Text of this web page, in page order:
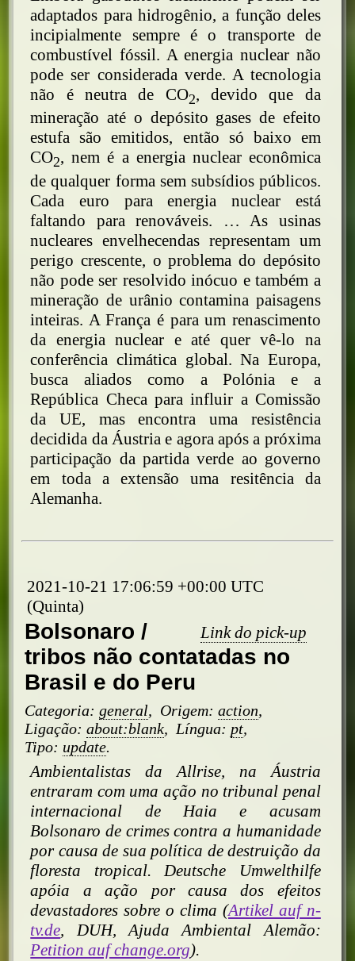
adaptados para hidrogênio, a função deles
incipialmente sempre é o transporte de
combustível fóssil. A energia nuclear não
pode ser considerada verde. A tecnologia
não é neutra de CO2, devido que da
mineração até o depósito gases de efeito
estufa são emitidos, então só baixo em
CO2, nem é a energia nuclear econômica
de qualquer forma sem subsídios públicos.
Cada euro para energia nuclear está
faltando para renováveis. … As usinas
nucleares envelhecendas representam um
perigo crescente, o problema do depósito
não pode ser resolvido inócuo e também a
mineração de urânio contamina paisagens
inteiras. A França é para um renascimento
da energia nuclear e até quer vê-lo na
conferência climática global. Na Europa,
busca aliados como a Polónia e a
República Checa para influir a Comissão
da UE, mas encontra uma resistência
decidida da Áustria e agora após a próxima
participação da partida verde ao governo
em toda a extensão uma resitência da
Alemanha.
2021-10-21 17:06:59 +00:00 UTC
(Quinta)
Link do pick-up
Bolsonaro /
tribos não contatadas no
Brasil e do Peru
Categoria:general, Origem: action,
Ligação:about:blank, Língua: pt,
Tipo: update.
Ambientalistas da Allrise, na Áustria
entraram com uma ação no tribunal penal
internacional de Haia e acusam
Bolsonaro de crimes contra a humanidade
por causa de sua política de destruição da
floresta tropical. Deutsche Umwelthilfe
apóia a ação por causa dos efeitos
devastadores sobre o clima (Artikel auf n-
tv.de, DUH, Ajuda Ambiental Alemão:
Petition auf change.org).